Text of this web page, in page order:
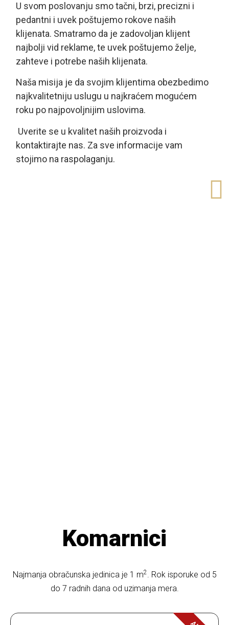
U svom poslovanju smo tačni, brzi, precizni i
pedantni i uvek poštujemo rokove naših
klijenata. Smatramo da je zadovoljan klijent
najbolji vid reklame, te uvek poštujemo želje,
zahteve i potrebe naših klijenata.
Naša misija je da svojim klijentima obezbedimo
najkvalitetniju uslugu u najkraćem mogućem
roku po najpovoljnijim uslovima.
Uverite se u kvalitet naših proizvoda i
kontaktirajte nas. Za sve informacije vam
stojimo na raspolaganju.
Komarnici
Najmanja obračunska jedinica je 1 m2
. Rok isporuke od 5
do 7 radnih dana od uzimanja mera.​